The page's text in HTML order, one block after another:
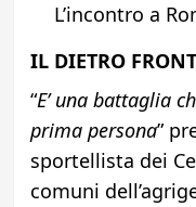
L’incontro a
IL DIETRO
“E’ una battaglia
prima persona”
sportellista dei
comuni